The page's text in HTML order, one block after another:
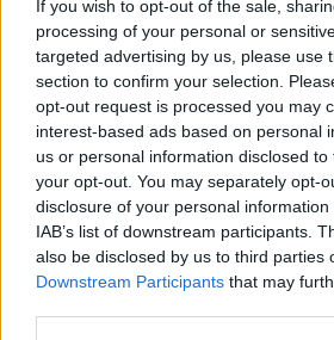
If you wish to opt-out of the sale,
processing of your personal or
targeted advertising by us, please use
section to confirm your selection.
opt-out request is processed you may
interest-based ads based on personal
us or personal information disclosed
your opt-out. You may separately opt-
disclosure of your personal
IAB’s list of downstream participants.
also be disclosed by us to third parties
Downstream Participants that may